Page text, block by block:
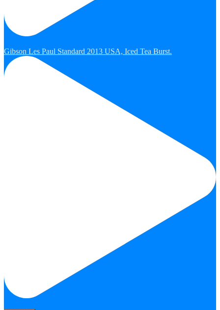
Gibson Les Paul Standard 2013 USA, Iced Tea Burst.